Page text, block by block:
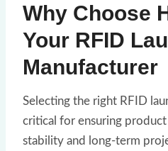
Why Choose
Your RFID
Manufacturer
Selecting the right RFID
critical for ensuring
stability and long-term